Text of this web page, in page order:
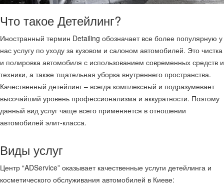
Что такое Детейлинг?
Иностранный термин Detailing обозначает все более популярную у
нас услугу по уходу за кузовом и салоном автомобилей. Это чистка
и полировка автомобиля с использованием современных средств и
техники, а также тщательная уборка внутреннего пространства.
Качественный детейлинг – всегда комплексный и подразумевает
высочайший уровень профессионализма и аккуратности. Поэтому
данный вид услуг чаще всего применяется в отношении
автомобилей элит-класса.
Виды услуг
Центр “ADService” оказывает качественные услуги детейлинга и
косметического обслуживания автомобилей в Киеве: